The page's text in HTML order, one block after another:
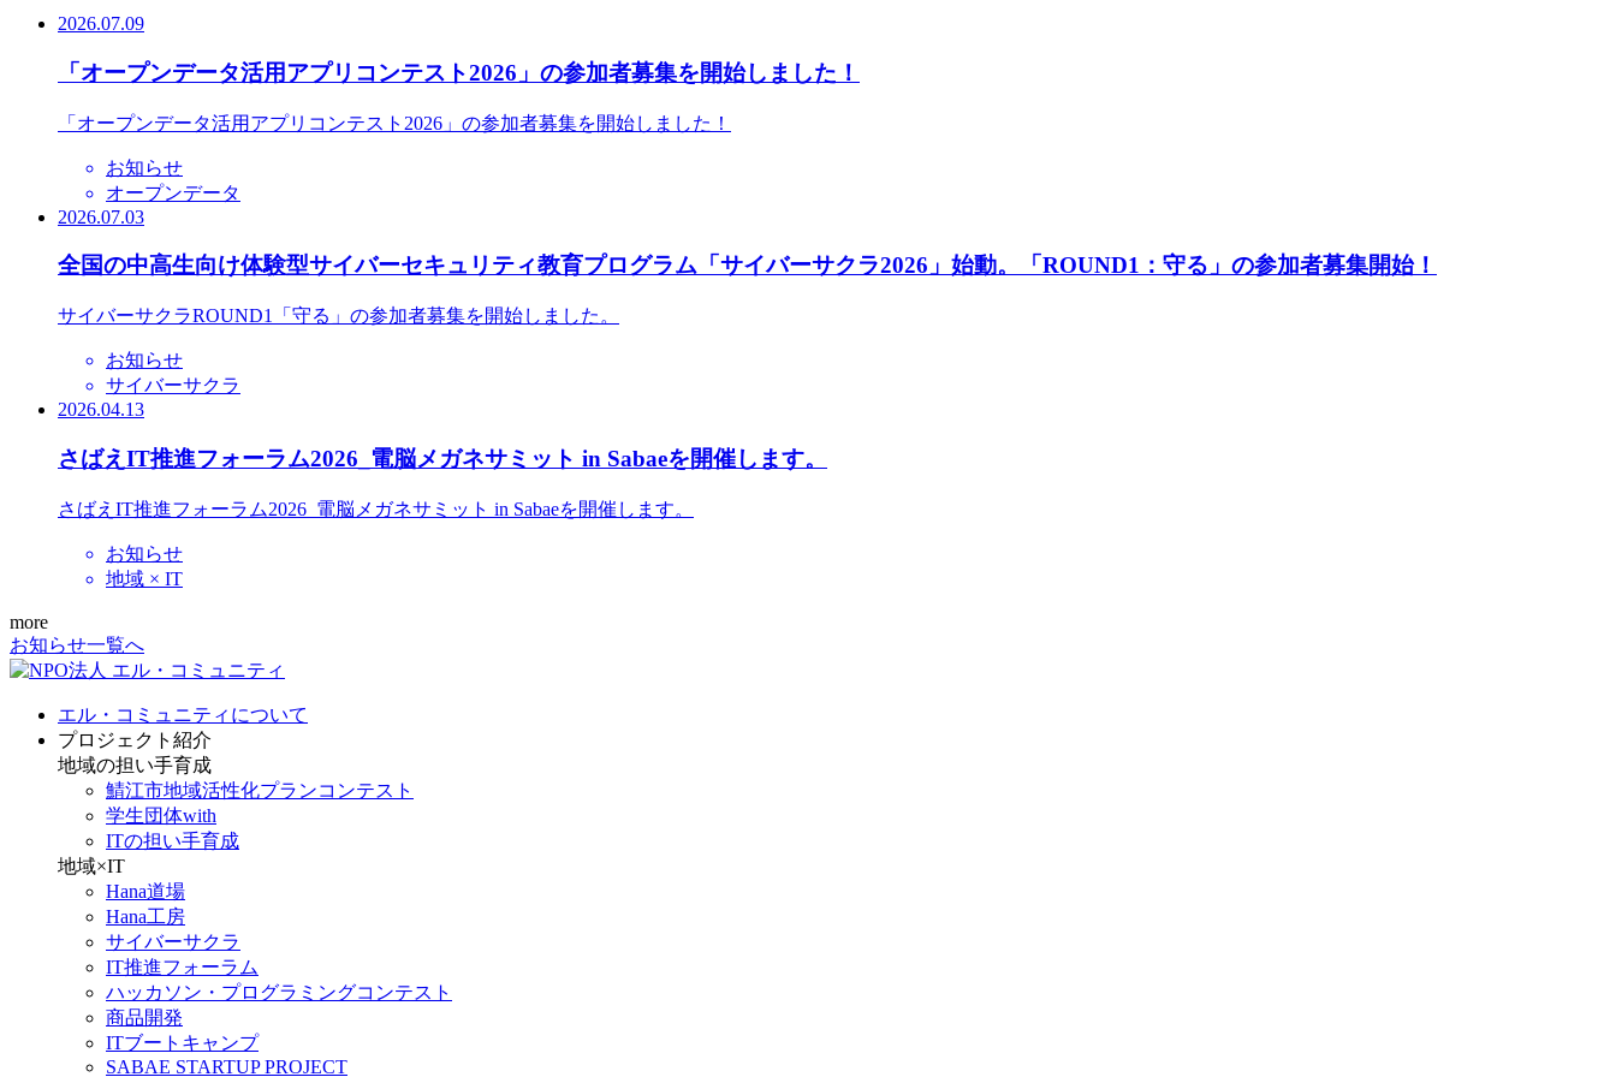
2026.07.09
「オープンデータ活用アプリコンテスト2026」の参加者募集を開始しました！
「オープンデータ活用アプリコンテスト2026」の参加者募集を開始しました！
お知らせ
オープンデータ
2026.07.03
全国の中高生向け体験型サイバーセキュリティ教育プログラム「サイバーサクラ2026」始動。「ROUND1：守る」の参加者募集開始！
サイバーサクラROUND1「守る」の参加者募集を開始しました。
お知らせ
サイバーサクラ
2026.04.13
さばえIT推進フォーラム2026_電脳メガネサミット in Sabaeを開催します。
さばえIT推進フォーラム2026_電脳メガネサミット in Sabaeを開催します。
お知らせ
地域 × IT
more
お知らせ一覧へ
エル・コミュニティについて
プロジェクト紹介
地域の担い手育成
鯖江市地域活性化プランコンテスト
学生団体with
ITの担い手育成
地域×IT
Hana道場
Hana工房
サイバーサクラ
IT推進フォーラム
ハッカソン・プログラミングコンテスト
商品開発
ITブートキャンプ
SABAE STARTUP PROJECT